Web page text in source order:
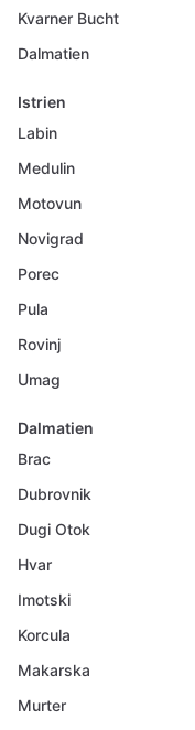
Kvarner Bucht
Dalmatien
Istrien
Labin
Medulin
Motovun
Novigrad
Porec
Pula
Rovinj
Umag
Dalmatien
Brac
Dubrovnik
Dugi Otok
Hvar
Imotski
Korcula
Makarska
Murter